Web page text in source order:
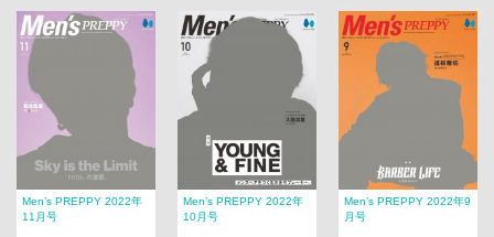
Men’s PREPPY 2022年
11月号
Men’s PREPPY 2022年
10月号
Men’s PREPPY 2022年9
月号